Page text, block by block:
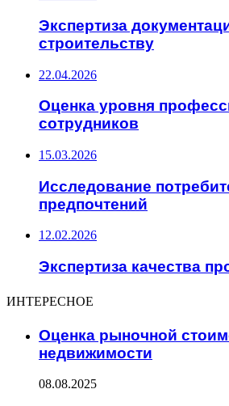
Экспертиза
строительству
22.04.2026
Оценка уровня
сотрудников
15.03.2026
Исследование
предпочтений
12.02.2026
Экспертиза качества
ИНТЕРЕСНОЕ
Оценка рыночной
недвижимости
08.08.2025